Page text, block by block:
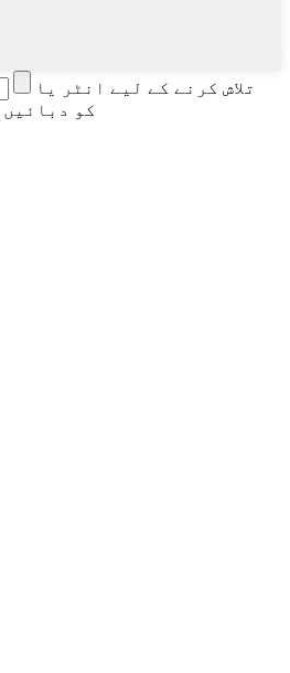
تلاش کرنے کے لیے انٹر یا
بند کرنے کے لیے ESC کو دبائیں۔